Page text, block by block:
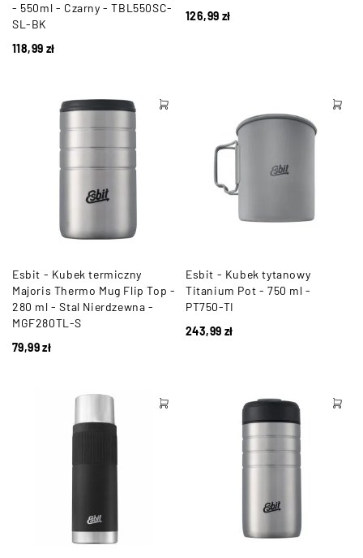
- 550ml - Czarny - TBL550SC-
SL-BK
118,99 zł
126,99 zł
Esbit - Kubek termiczny
Majoris Thermo Mug Flip Top -
280 ml - Stal Nierdzewna -
MGF280TL-S
79,99zł
Esbit - Kubek tytanowy
Titanium Pot - 750 ml -
PT750-TI
243,99 zł